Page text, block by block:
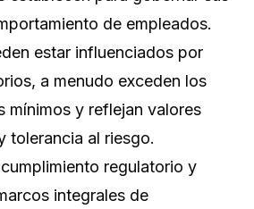
de empleados.
estar influenciados por
a menudo exceden los
mínimos y reflejan valores
tolerancia al riesgo.
regulatorio y
integrales de